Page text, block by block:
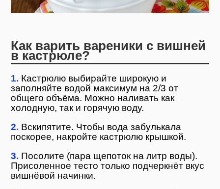
Как варить вареники с вишней
в кастрюле?
1. Кастрюлю выбирайте широкую и
заполняйте водой максимум на 2/3 от
общего объёма. Можно наливать как
холодную, так и горячую воду.
2. Вскипятите. Чтобы вода забулькала
поскорее, накройте кастрюлю крышкой.
3. Посолите (пара щепоток на литр воды).
Присоленное тесто только подчеркнёт вкус
вишнёвой начинки.